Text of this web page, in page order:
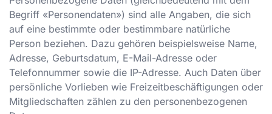
Begriff «Personendaten») sind alle Angaben, die sich
auf eine bestimmte oder bestimmbare natürliche
Person beziehen. Dazu gehören beispielsweise Name,
Adresse, Geburtsdatum, E-Mail-Adresse oder
Telefonnummer sowie die IP-Adresse. Auch Daten über
persönliche Vorlieben wie Freizeitbeschäftigungen oder
Mitgliedschaften zählen zu den personenbezogenen